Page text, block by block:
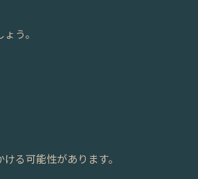
う。
る可能性があります。